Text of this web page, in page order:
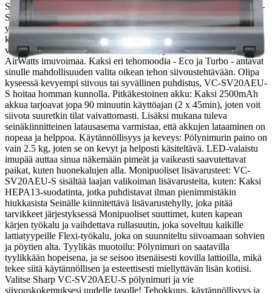
Sharp VC-SV20AEU-S Varsi-imuri Tutustu Sharp VC-SV20AEU-
S pölynimuriin - tehokkuuden ja käytännöllisyyden täydellinen
yhdistelmä, joka tekee siivouksesta helpompaa ja tehokkaampaa
kuin koskaan! Huipputehokkuus: Tämä innovatiivinen imuri on
varustettu tehokkaalla 250W moottorilla, joka tuottaa huikeat 120
AirWatts imuvoimaa. Kaksi eri tehomoodia - Eco ja Turbo - antavat
sinulle mahdollisuuden valita oikean tehon siivoustehtävään. Olipa
kyseessä kevyempi siivous tai syvällinen puhdistus, VC-SV20AEU-
S hoitaa homman kunnolla. Pitkäkestoinen akku: Kaksi 2500mAh
akkua tarjoavat jopa 90 minuutin käyttöajan (2 x 45min), joten voit
siivota suuretkin tilat vaivattomasti. Lisäksi mukana tuleva
seinäkiinnitteinen latausasema varmistaa, että akkujen lataaminen on
nopeaa ja helppoa. Käytännöllisyys ja keveys: Pölynimurin paino on
vain 2.5 kg, joten se on kevyt ja helposti käsiteltävä. LED-valaistu
imupää auttaa sinua näkemään pimeät ja vaikeasti saavutettavat
paikat, kuten huonekalujen alla. Monipuoliset lisävarusteet: VC-
SV20AEU-S sisältää laajan valikoiman lisävarusteita, kuten: Kaksi
HEPA13-suodatinta, jotka puhdistavat ilman pienimmistäkin
hiukkasista Seinälle kiinnitettävä lisävarustehylly, joka pitää
tarvikkeet järjestyksessä Monipuoliset suuttimet, kuten kapean
kärjen työkalu ja vaihdettava rullasuutin, joka soveltuu kaikille
lattiatyypeille Flexi-työkalu, joka on suunniteltu siivoamaan sohvien
ja pöytien alta. Tyylikäs muotoilu: Pölynimuri on saatavilla
tyylikkään hopeisena, ja se seisoo itsenäisesti kovilla lattioilla, mikä
tekee siitä käytännöllisen ja esteettisesti miellyttävän lisän kotiisi.
Valitse Sharp VC-SV20AEU-S pölynimuri ja vie
siivouskokemuksesi uudelle tasolle! Tehokkuus, käytännöllisyys ja